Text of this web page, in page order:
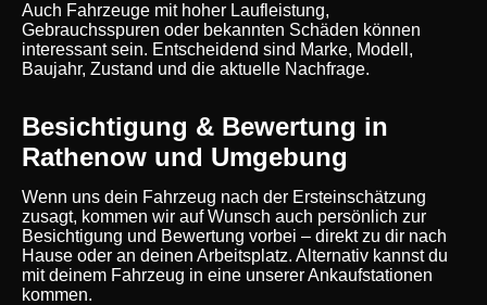
Auch Fahrzeuge mit hoher Laufleistung,
Gebrauchsspuren oder bekannten Schäden können
interessant sein. Entscheidend sind Marke, Modell,
Baujahr, Zustand und die aktuelle Nachfrage.
Besichtigung & Bewertung in
Rathenow und Umgebung
Wenn uns dein Fahrzeug nach der Ersteinschätzung
zusagt, kommen wir auf Wunsch auch persönlich zur
Besichtigung und Bewertung vorbei – direkt zu dir nach
Hause oder an deinen Arbeitsplatz. Alternativ kannst du
mit deinem Fahrzeug in eine unserer Ankaufstationen
kommen.